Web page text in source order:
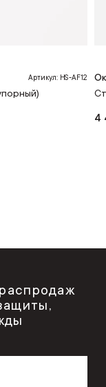
Артикул: HS-AF12
4